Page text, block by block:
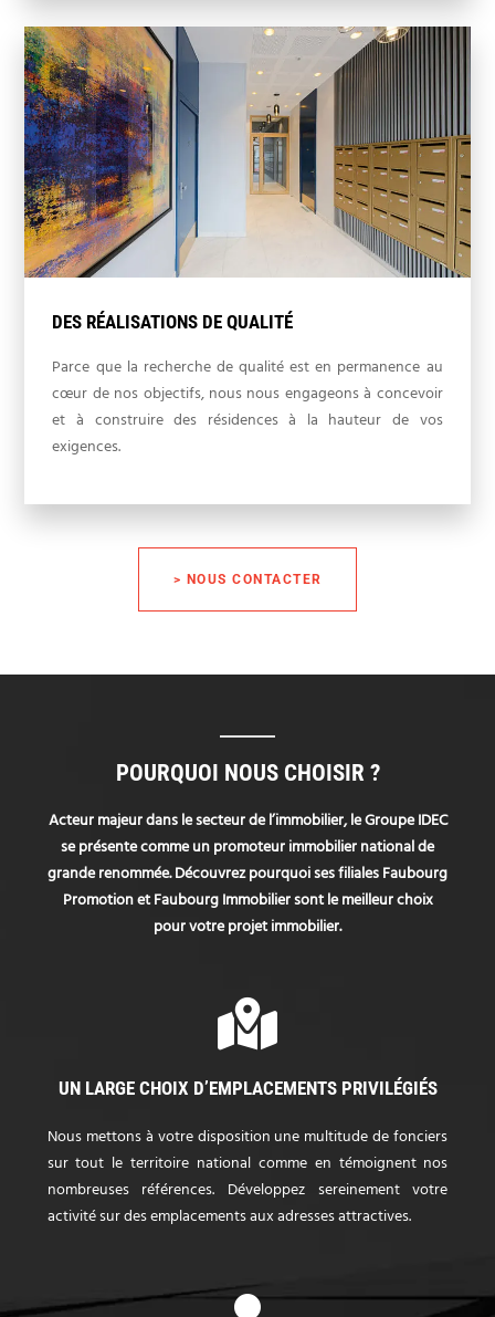
DES RÉALISATIONS DE QUALITÉ
Parce que la recherche de qualité est en permanence au
cœur de nos objectifs, nous nous engageons à concevoir
et à construire des résidences à la hauteur de vos
exigences.
> NOUS CONTACTER
POURQUOI NOUS CHOISIR ?
Acteur majeur dans le secteur de l’immobilier, le Groupe IDEC
se présente comme un promoteur immobilier national de
grande renommée. Découvrez pourquoi ses filiales Faubourg
Promotion et Faubourg Immobilier sont le meilleur choix
pour votre projet immobilier.
UN LARGE CHOIX D’EMPLACEMENTS PRIVILÉGIÉS
Nous mettons à votre disposition une multitude de fonciers
sur tout le territoire national comme en témoignent nos
nombreuses références. Développez sereinement votre
activité sur des emplacements aux adresses attractives.